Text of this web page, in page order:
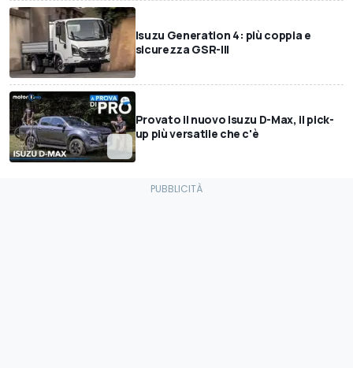
Isuzu Generation 4: più coppia e
sicurezza GSR-III
Provato il nuovo Isuzu D-Max, il pick-
up più versatile che c'è